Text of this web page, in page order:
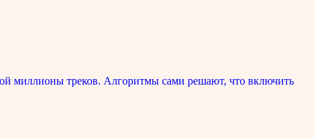
миллионы треков. Алгоритмы сами решают, что включить